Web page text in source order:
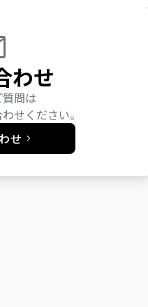
わせ
問は
せください。
せ